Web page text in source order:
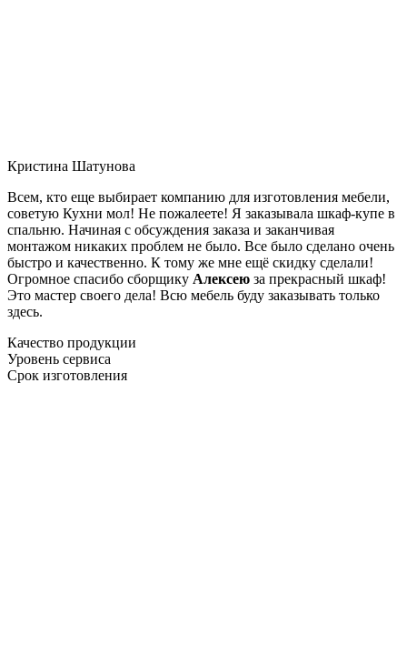
Кристина Шатунова
Всем, кто еще выбирает компанию для изготовления мебели,
советую Кухни мол! Не пожалеете! Я заказывала шкаф-купе в
спальню. Начиная с обсуждения заказа и заканчивая
монтажом никаких проблем не было. Все было сделано очень
быстро и качественно. К тому же мне ещё скидку сделали!
Огромное спасибо сборщику Алексею за прекрасный шкаф!
Это мастер своего дела! Всю мебель буду заказывать только
здесь.
Качество продукции
Уровень сервиса
Срок изготовления